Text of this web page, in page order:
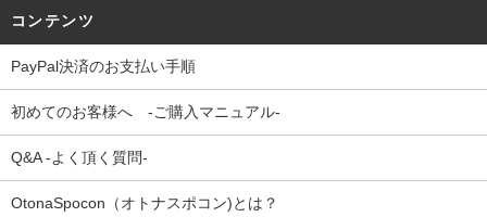
コンテンツ
PayPal決済のお支払い手順
初めてのお客様へ -ご購入マニュアル-
Q&A -よく頂く質問-
OtonaSpocon（オトナスポコン)とは？